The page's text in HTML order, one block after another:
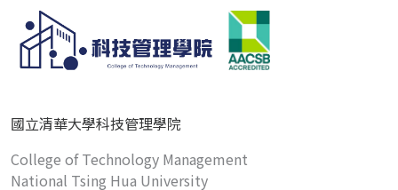
國立清華大學科技管理學院
College of Technology Management
National Tsing Hua University